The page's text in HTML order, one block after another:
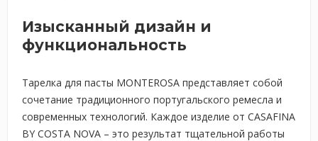
Изысканный дизайн и
функциональность
Тарелка для пасты MONTEROSA представляет собой
сочетание традиционного португальского ремесла и
современных технологий. Каждое изделие от CASAFINA
BY COSTA NOVA – это результат тщательной работы